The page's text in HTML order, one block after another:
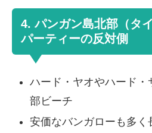
4. パンガン島北部（タ
パーティーの反対側
ハード・ヤオやハード・
部ビーチ
安価なバンガローも多く